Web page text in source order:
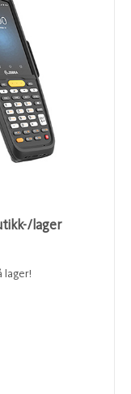
lager
lager!